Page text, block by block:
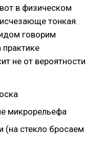
в физическом
тонкая.
говорим
практике
не от вероятности
микрорельефа
(на стекло бросаем